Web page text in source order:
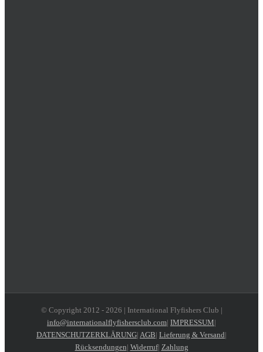
© Copyright 2012 - 2026 | International Flyfishers Club |
info@internationalflyfishersclub.com| IMPRESSUM|
DATENSCHUTZERKLÄRUNG| AGB| Lieferung & Versand|
Rücksendungen| Widerruf| Zahlung